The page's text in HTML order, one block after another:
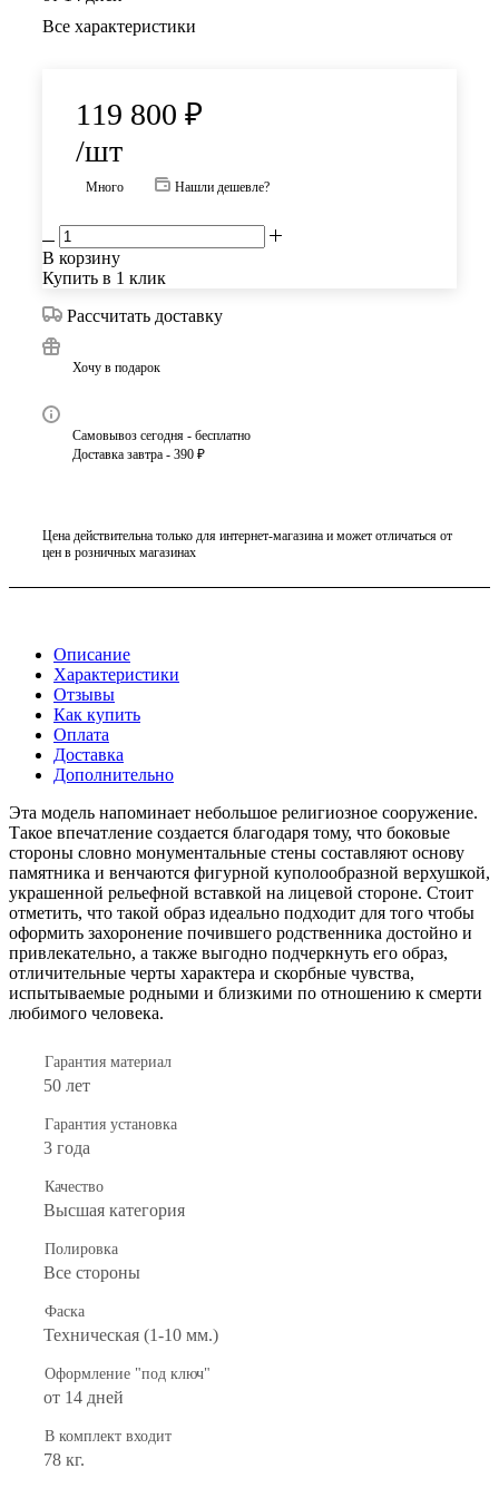
Все характеристики
119 800 ₽
/шт
Много Нашли дешевле?
В корзину
Купить в 1 клик
Рассчитать доставку
Хочу в подарок
Самовывоз сегодня - бесплатно
Доставка завтра - 390 ₽
Цена действительна только для интернет-магазина и может отличаться от
цен в розничных магазинах
Описание
Характеристики
Отзывы
Как купить
Оплата
Доставка
Дополнительно
Эта модель напоминает небольшое религиозное сооружение.
Такое впечатление создается благодаря тому, что боковые
стороны словно монументальные стены составляют основу
памятника и венчаются фигурной куполообразной верхушкой,
украшенной рельефной вставкой на лицевой стороне. Стоит
отметить, что такой образ идеально подходит для того чтобы
оформить захоронение почившего родственника достойно и
привлекательно, а также выгодно подчеркнуть его образ,
отличительные черты характера и скорбные чувства,
испытываемые родными и близкими по отношению к смерти
любимого человека.
Гарантия материал
50 лет
Гарантия установка
3 года
Качество
Высшая категория
Полировка
Все стороны
Фаска
Техническая (1-10 мм.)
Оформление "под ключ"
от 14 дней
В комплект входит
78 кг.